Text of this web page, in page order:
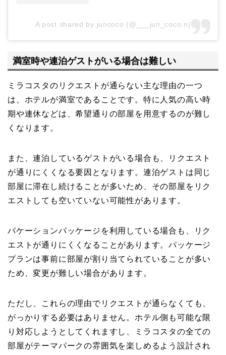
A post shared by juncoco (@___jun_coco.n)
満室時や連泊ゲストがいる場合は難しい
ミラコスタのリクエストが通らない主な理由の一つ
は、ホテルが満室であることです。特に人気の高い時
期や連休などは、希望通りの部屋を用意するのが難し
くなります。
また、連泊しているゲストがいる場合も、リクエスト
が通りにくくなる要因となります。連泊ゲストは同じ
部屋に滞在し続けることが多いため、その部屋をリク
エストしても空いていない可能性があります。
バケーションパッケージを利用している場合も、リク
エストが通りにくくなることがあります。パッケージ
プランは事前に部屋が割り当てられていることが多い
ため、変更が難しい場合があります。
ただし、これらの理由でリクエストが通らなくても、
がっかりする必要はありません。ホテル側も可能な限
り対応しようとしてくれますし、ミラコスタの全ての
部屋がテーマパークの雰囲気を楽しめるよう設計され